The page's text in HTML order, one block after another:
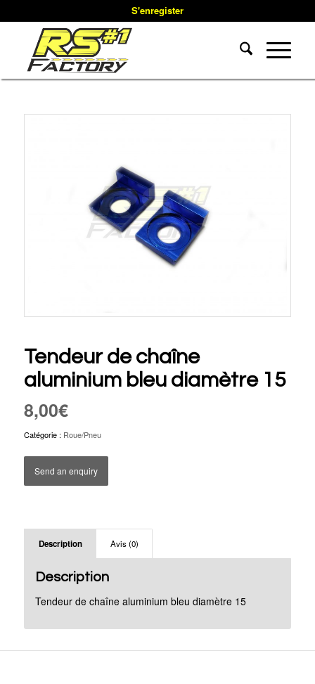
S'enregister
Tendeur de chaîne
aluminium bleu diamètre 15
8,00€
Catégorie : Roue/Pneu
Send an enquiry
Description Avis (0)
Description
Tendeur de chaîne aluminium bleu diamètre 15